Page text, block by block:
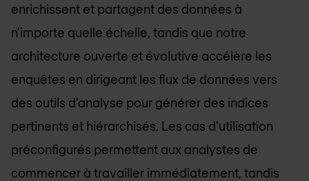
enrichissent et partagent des données à
n'importe quelle échelle, tandis que notre
architecture ouverte et évolutive accélère les
enquêtes en dirigeant les flux de données vers
des outils d'analyse pour générer des indices
pertinents et hiérarchisés. Les cas d'utilisation
préconfigurés permettent aux analystes de
commencer à travailler immédiatement, tandis